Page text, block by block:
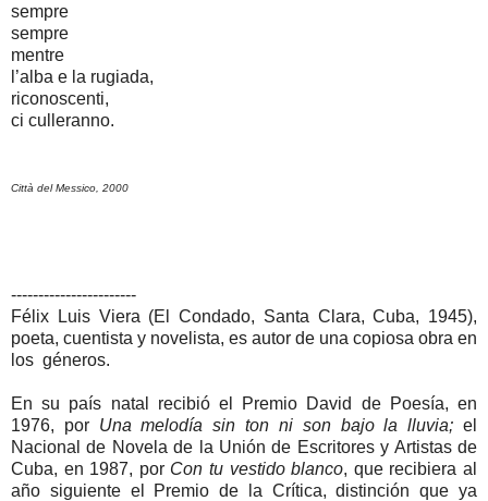
sempre
sempre
mentre
l’alba e la rugiada,
riconoscenti,
ci culleranno.
Città del Messico, 2000
-----------------------
Félix Luis Viera (El Condado, Santa Clara, Cuba, 1945),
poeta, cuentista y novelista, es autor de una copiosa obra en
los géneros.
En su país natal recibió el Premio David de Poesía, en
1976, por Una melodía sin ton ni son bajo la lluvia; el
Nacional de Novela de la Unión de Escritores y Artistas de
Cuba, en 1987, por Con tu vestido blanco, que recibiera al
año siguiente el Premio de la Crítica, distinción que ya